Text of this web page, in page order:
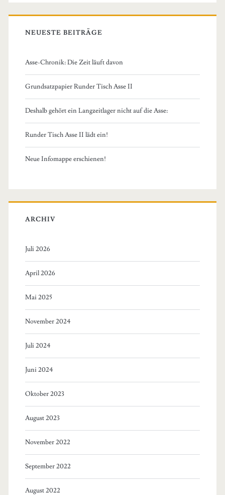
NEUESTE BEITRÄGE
Asse-Chronik: Die Zeit läuft davon
Grundsatzpapier Runder Tisch Asse II
Deshalb gehört ein Langzeitlager nicht auf die Asse:
Runder Tisch Asse II lädt ein!
Neue Infomappe erschienen!
ARCHIV
Juli 2026
April 2026
Mai 2025
November 2024
Juli 2024
Juni 2024
Oktober 2023
August 2023
November 2022
September 2022
August 2022